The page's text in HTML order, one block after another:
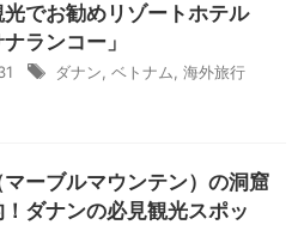
光でお勧めリゾートホテル
ナランコー」
ダナン ベトナム 海外旅行
ーブルマウンテン）の洞窟
ダナンの必見観光スポッ